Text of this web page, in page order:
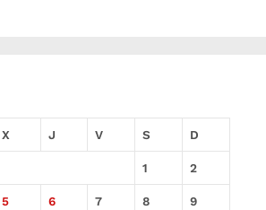
X J V S D
1 2
5 6 7 8 9